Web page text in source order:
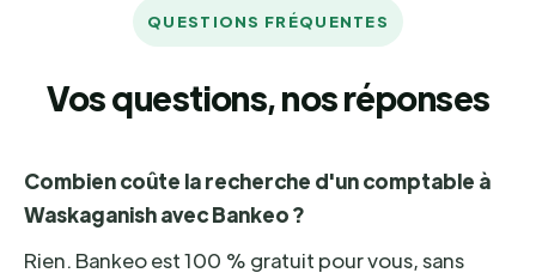
QUESTIONS FRÉQUENTES
Vos questions, nos réponses
Combien coûte la recherche d'un comptable à
Waskaganish avec Bankeo ?
Rien. Bankeo est 100 % gratuit pour vous, sans